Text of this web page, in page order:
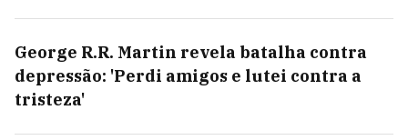
George R.R. Martin revela batalha contra
depressão: 'Perdi amigos e lutei contra a
tristeza'